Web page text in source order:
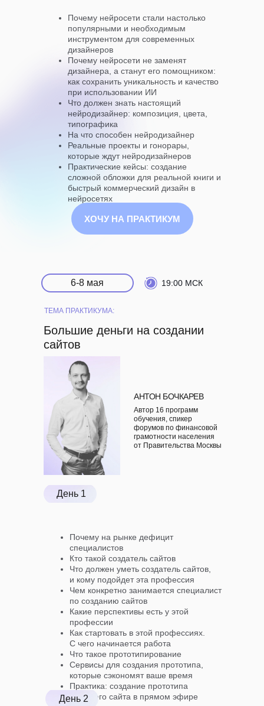
Почему нейросети стали настолько
популярными и необходимым
инструментом для современных
дизайнеров
Почему нейросети не заменят
дизайнера, а станут его помощником:
как сохранить уникальность и качество
при использовании ИИ
Что должен знать настоящий
нейродизайнер: композиция, цвета,
типографика
На что способен нейродизайнер
Реальные проекты и гонорары,
которые ждут нейродизайнеров
Практические кейсы: создание
сложной обложки для реальной книги и
быстрый коммерческий дизайн в
нейросетях
ХОЧУ НА ПРАКТИКУМ
Большие деньги на создании
сайтов
Почему на рынке дефицит
специалистов
Кто такой создатель сайтов
Что должен уметь создатель сайтов,
и кому подойдет эта профессия
Чем конкретно занимается специалист
по созданию сайтов
Какие перспективы есть у этой
профессии
Как стартовать в этой профессиях.
С чего начинается работа
Что такое прототипирование
Сервисы для создания прототипа,
которые сэкономят ваше время
Практика: создание прототипа
будущего сайта в прямом эфире
ТЕМА ПРАКТИКУМА:
День 1
День 2
6-8 мая 19:00 МСК
АНТОН БОЧКАРЕВ
Автор 16 программ
обучения, спикер
форумов по финансовой
грамотности населения
от Правительства Москвы